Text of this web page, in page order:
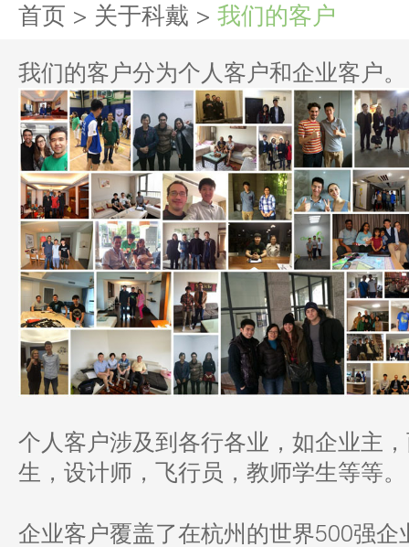
首页 > 关于科戴 > 我们的客户
我们的客户分为个人客户和企业客户。
个人客户涉及到各行各业，如企业主
生，设计师，飞行员，教师学生等等。
企业客户覆盖了在杭州的世界500强企